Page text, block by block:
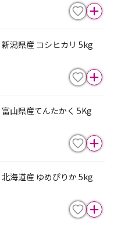
潟県産 コシヒカリ 5kg
山県産てんたかく 5Kg
海道産 ゆめぴりか 5kg